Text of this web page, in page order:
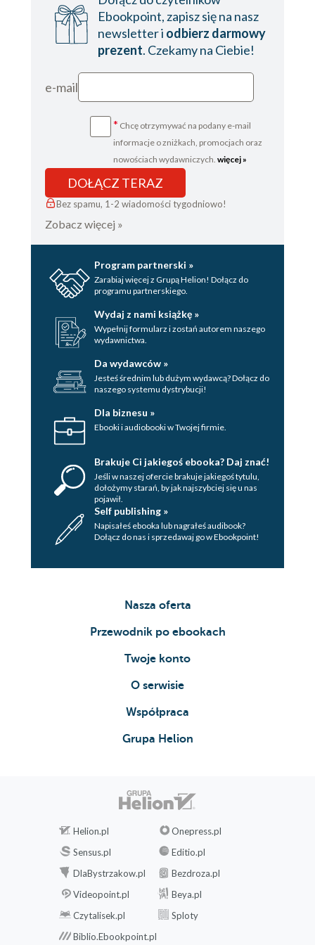
Ebookpoint, zapisz się na nasz
newsletter i odbierz darmowy
prezent. Czekamy na Ciebie!
e-mail
* Chcę otrzymywać na podany e-mail
informacje o zniżkach, promocjach oraz
nowościach wydawniczych. więcej »
DOŁĄCZ TERAZ
Bez spamu, 1-2 wiadomości tygodniowo!
Zobacz więcej »
Program partnerski »
Zarabiaj więcej z Grupą Helion! Dołącz do
programu partnerskiego.
Wydaj z nami książkę »
Wypełnij formularz i zostań autorem naszego
wydawnictwa.
Da wydawców »
Jesteś średnim lub dużym wydawcą? Dołącz do
naszego systemu dystrybucji!
Dla biznesu »
Ebooki i audiobooki w Twojej firmie.
Brakuje Ci jakiegoś ebooka? Daj znać!
Jeśli w naszej ofercie brakuje jakiegoś tytulu,
dołożymy starań, by jak najszybciej się u nas
pojawił.
Self publishing »
Napisałeś ebooka lub nagrałeś audibook?
Dołącz do nas i sprzedawaj go w Ebookpoint!
Nasza oferta
Przewodnik po ebookach
Twoje konto
O serwisie
Współpraca
Grupa Helion
Helion.pl
Onepress.pl
Sensus.pl
Editio.pl
DlaBystrzakow.pl
Bezdroza.pl
Videopoint.pl
Beya.pl
Czytalisek.pl
Sploty
Biblio.Ebookpoint.pl